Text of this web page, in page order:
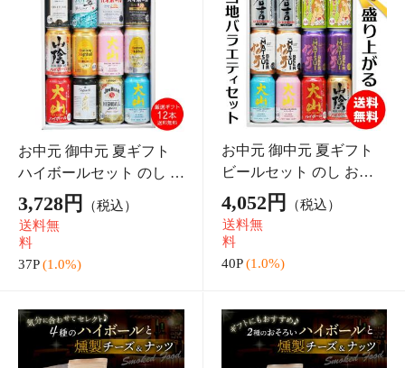
み ほろ酔いセット ハイボ
ール缶2本(大山・山陰) 梨
チューハイ2本 燻製おつ
まみ2種(チー
3,900円（税込）
送料無
(1.0%)
み ほろ酔いセット ハイ
ボール缶3本(大山・サク
ラ・ミズナラ) 梨チュー
ハイ1本 燻製おつ
3,992円（税込）
(1.0%)
お中元 御中元 夏ギフト
ビールセット のし お誕生
め合わせ 350ml×12本 お
酒 オリジナ
送料無
料
(1.0%)
お中元 御中元 夏ギフト
ビールセット のし 誕生
合わせ 350ml×12本 お酒
オリジナルアソ
送料無
料
43P